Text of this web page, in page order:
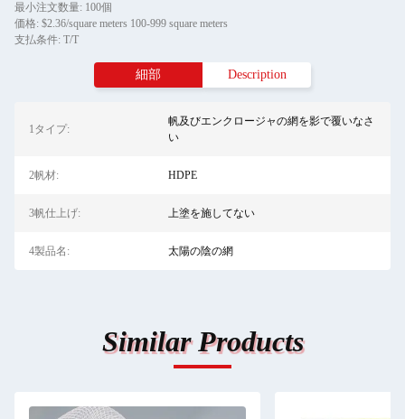
最小注文数量: 100個
価格: $2.36/square meters 100-999 square meters
支払条件: T/T
細部 Description
1タイプ:
帆及びエンクロージャの網を影で覆いなさ
い
2帆材: HDPE
3帆仕上げ: 上塗を施してない
4製品名: 太陽の陰の網
Similar Products